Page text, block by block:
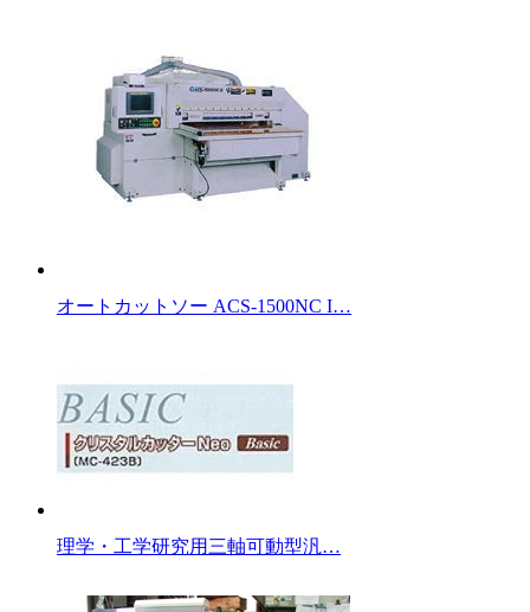
オートカットソー ACS-1500NC I…
理学・工学研究用三軸可動型汎…